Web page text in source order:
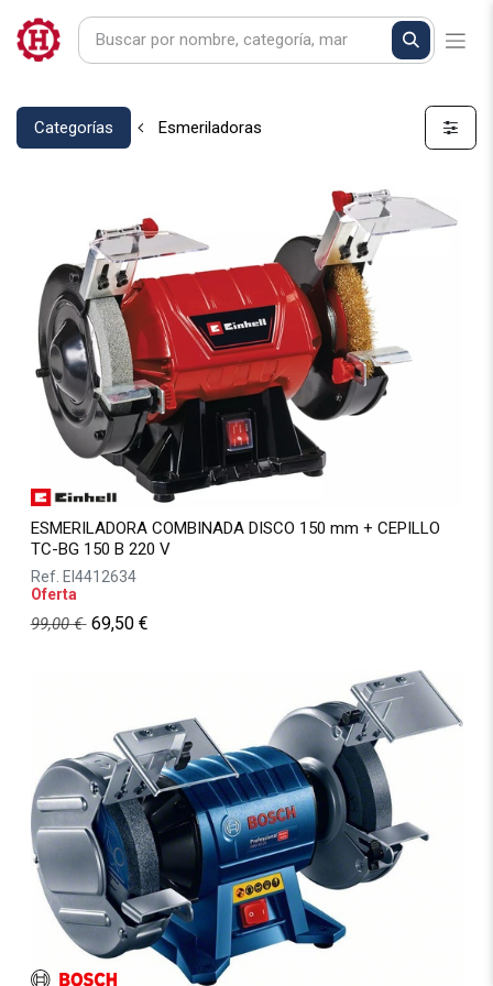
Categorías Esmeriladoras
ESMERILADORA COMBINADA DISCO 150 mm + CEPILLO
TC-BG 150 B 220 V
Ref. EI4412634
Oferta
99,00€ 69,50€